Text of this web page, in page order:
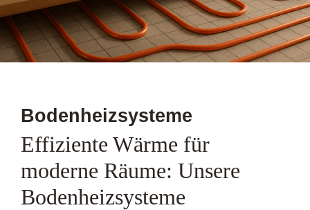
Bodenheizsysteme
Effiziente Wärme für
moderne Räume: Unsere
Bodenheizsysteme